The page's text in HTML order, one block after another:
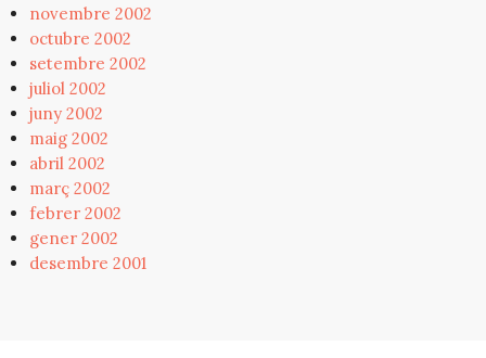
novembre 2002
octubre 2002
setembre 2002
juliol 2002
juny 2002
maig 2002
abril 2002
març 2002
febrer 2002
gener 2002
desembre 2001